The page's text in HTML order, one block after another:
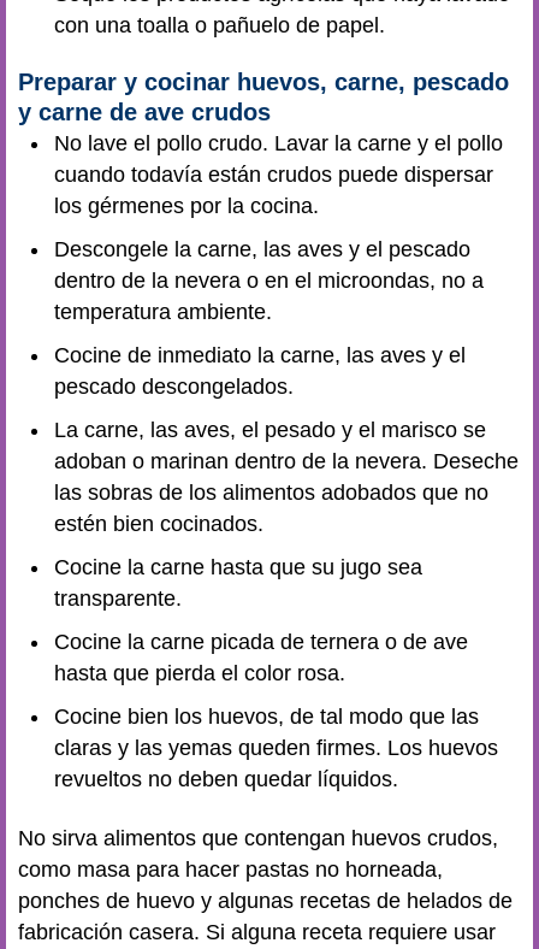
con una toalla o pañuelo de papel.
Preparar y cocinar huevos, carne, pescado
y carne de ave crudos
No lave el pollo crudo. Lavar la carne y el pollo
cuando todavía están crudos puede dispersar
los gérmenes por la cocina.
Descongele la carne, las aves y el pescado
dentro de la nevera o en el microondas, no a
temperatura ambiente.
Cocine de inmediato la carne, las aves y el
pescado descongelados.
La carne, las aves, el pesado y el marisco se
adoban o marinan dentro de la nevera. Deseche
las sobras de los alimentos adobados que no
estén bien cocinados.
Cocine la carne hasta que su jugo sea
transparente.
Cocine la carne picada de ternera o de ave
hasta que pierda el color rosa.
Cocine bien los huevos, de tal modo que las
claras y las yemas queden firmes. Los huevos
revueltos no deben quedar líquidos.
No sirva alimentos que contengan huevos crudos,
como masa para hacer pastas no horneada,
ponches de huevo y algunas recetas de helados de
fabricación casera. Si alguna receta requiere usar